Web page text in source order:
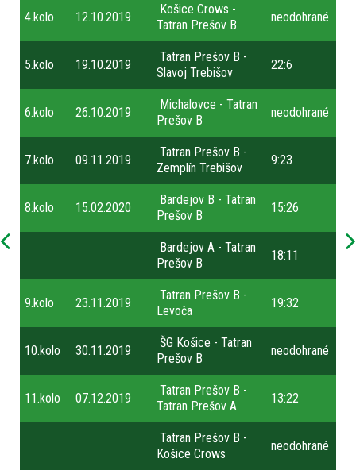
4.kolo 12.10.2019
Košice Crows -
Tatran Prešov B
neodohrané
5.kolo 19.10.2019
Tatran Prešov B -
Slavoj Trebišov
22:6
6.kolo 26.10.2019
Michalovce - Tatran
Prešov B
neodohrané
7.kolo 09.11.2019
Tatran Prešov B -
Zemplín Trebišov
9:23
8.kolo 15.02.2020
Bardejov B - Tatran
Prešov B
15:26
Bardejov A - Tatran
Prešov B
18:11
9.kolo 23.11.2019
Tatran Prešov B -
Levoča
19:32
10.kolo 30.11.2019
ŠG Košice - Tatran
Prešov B
neodohrané
11.kolo 07.12.2019
Tatran Prešov B -
Tatran Prešov A
13:22
Tatran Prešov B -
Košice Crows
neodohrané